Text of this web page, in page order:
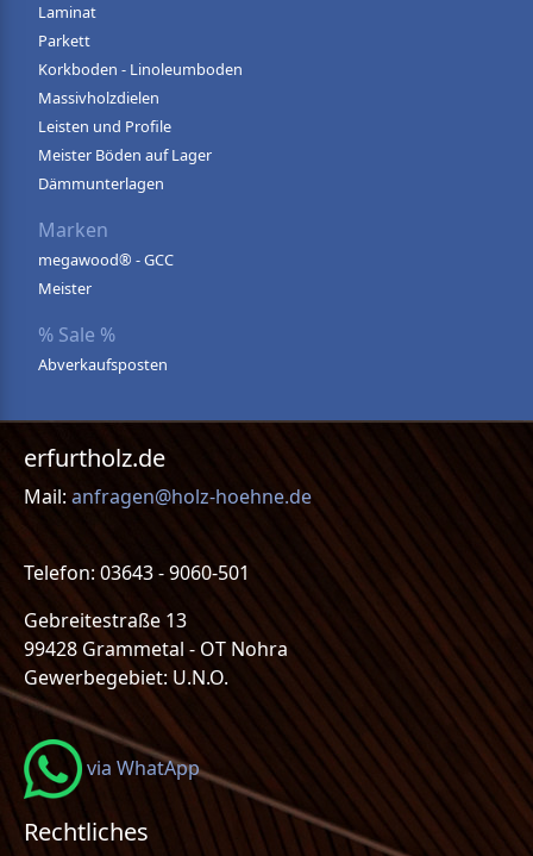
Laminat
Parkett
Korkboden - Linoleumboden
Massivholzdielen
Leisten und Profile
Meister Böden auf Lager
Dämmunterlagen
Marken
megawood® - GCC
Meister
% Sale %
Abverkaufsposten
erfurtholz.de
Mail: anfragen@holz-hoehne.de
Telefon: 03643 - 9060-501
Gebreitestraße 13
99428 Grammetal - OT Nohra
Gewerbegebiet: U.N.O.
via WhatApp
Rechtliches